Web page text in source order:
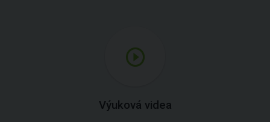
Výuková videa